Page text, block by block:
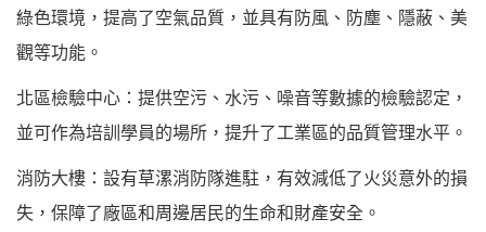
綠色環境，提高了空氣品質，並具有防風、防塵、隱蔽、美
觀等功能。
北區檢驗中心：提供空污、水污、噪音等數據的檢驗認定，
並可作為培訓學員的場所，提升了工業區的品質管理水平。
消防大樓：設有草漯消防隊進駐，有效減低了火災意外的損
失，保障了廠區和周邊居民的生命和財產安全。